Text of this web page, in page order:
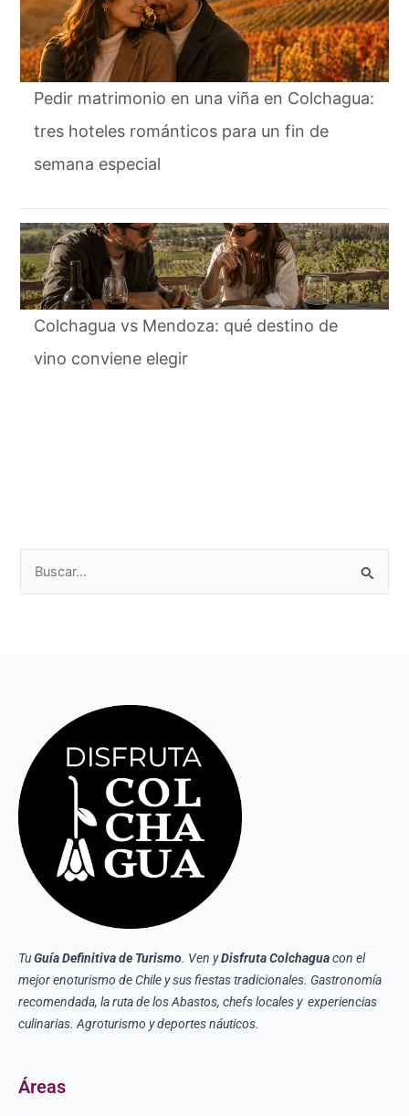
Pedir matrimonio en una viña en Colchagua:
tres hoteles románticos para un fin de
semana especial
Colchagua vs Mendoza: qué destino de
vino conviene elegir
Buscar
TuGuía Definitiva de Turismo. Ven yDisfruta Colchaguacon el
mejor enoturismo de Chile y sus fiestas tradicionales. Gastronomía
recomendada, la ruta de los Abastos, chefs locales y experiencias
culinarias. Agroturismo y deportes náuticos.
Áreas